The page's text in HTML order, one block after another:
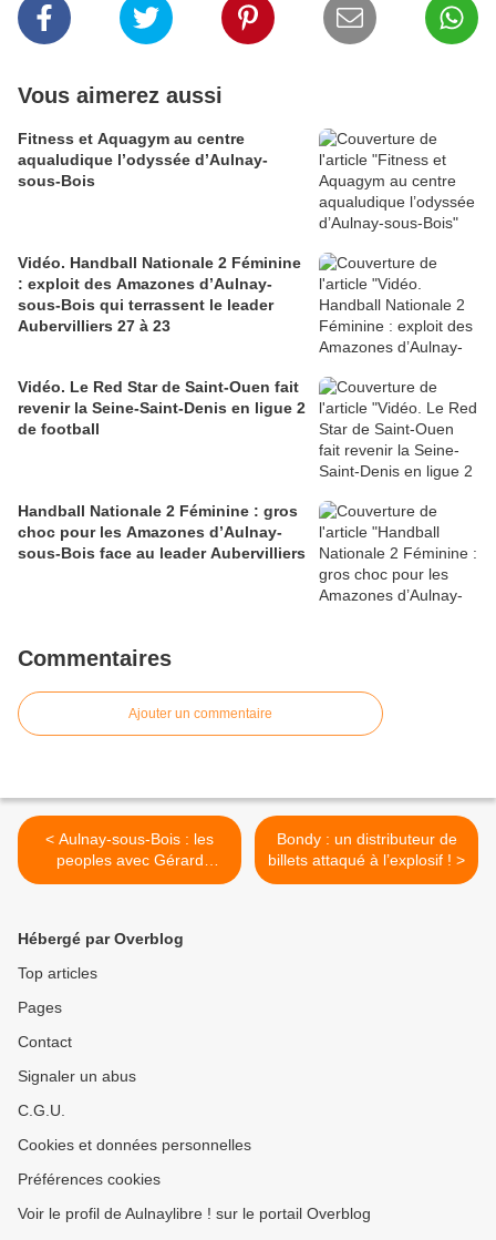
Vous aimerez aussi
Fitness et Aquagym au centre
aqualudique l’odyssée d’Aulnay-
sous-Bois
Vidéo. Handball Nationale 2 Féminine
: exploit des Amazones d’Aulnay-
sous-Bois qui terrassent le leader
Aubervilliers 27 à 23
Vidéo. Le Red Star de Saint-Ouen fait
revenir la Seine-Saint-Denis en ligue 2
de football
Handball Nationale 2 Féminine : gros
choc pour les Amazones d’Aulnay-
sous-Bois face au leader Aubervilliers
Commentaires
Ajouter un commentaire
< Aulnay-sous-Bois : les
peoples avec Gérard
Ségura ou quand Harry
maire sortant !
Bondy : un distributeur de
billets attaqué à l’explosif ! >
Hébergé par Overblog
Top articles
Pages
Contact
Signaler un abus
C.G.U.
Cookies et données personnelles
Préférences cookies
Voir le profil de Aulnaylibre ! sur le portail Overblog